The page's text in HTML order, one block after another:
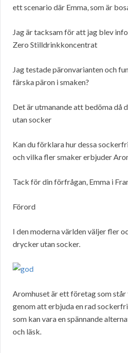
ett scenario där Emma, som är
Jag är tacksam för att jag blev
Zero Stilldrinkkoncentrat
Jag testade päronvarianten och
färska päron i smaken?
Det är utmanande att bedöma då
utan socker
Kan du förklara hur dessa
och vilka fler smaker erbjuder
Tack för din förfrågan, Emma i
Förord
I den moderna världen väljer fler
drycker utan socker.
Aromhuset är ett företag som
genom att erbjuda en rad
som kan vara en spännande
och läsk.